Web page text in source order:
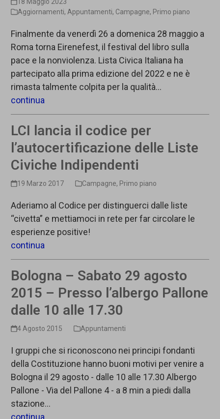
18 Maggio 2023
Aggiornamenti,Appuntamenti, Campagne, Primo piano
Finalmente da venerdì 26 a domenica 28 maggio a
Roma torna Eirenefest, il festival del libro sulla
pace e la nonviolenza. Lista Civica Italiana ha
partecipato alla prima edizione del 2022 e ne è
rimasta talmente colpita per la qualità…
continua
LCI lancia il codice per
l’autocertificazione delle Liste
Civiche Indipendenti
19 Marzo 2017 Campagne, Primo piano
Aderiamo al Codice per distinguerci dalle liste
“civetta” e mettiamoci in rete per far circolare le
esperienze positive!
continua
Bologna – Sabato 29 agosto
2015 – Presso l’albergo Pallone
dalle 10 alle 17.30
4 Agosto 2015 Appuntamenti
I gruppi che si riconoscono nei principi fondanti
della Costituzione hanno buoni motivi per venire a
Bologna il 29 agosto - dalle 10 alle 17.30 Albergo
Pallone - Via del Pallone 4 - a 8 min a piedi dalla
stazione…